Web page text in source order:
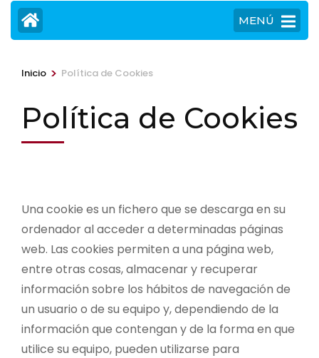
MENÚ
Inicio > Política de Cookies
Política de Cookies
Una cookie es un fichero que se descarga en su
ordenador al acceder a determinadas páginas
web. Las cookies permiten a una página web,
entre otras cosas, almacenar y recuperar
información sobre los hábitos de navegación de
un usuario o de su equipo y, dependiendo de la
información que contengan y de la forma en que
utilice su equipo, pueden utilizarse para